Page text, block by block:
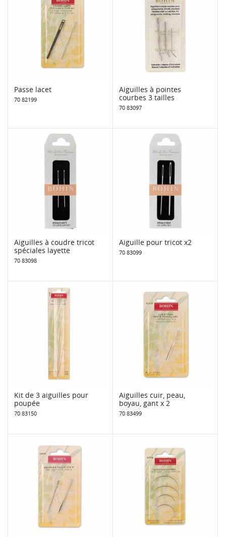
Passe lacet
70 82199
Aiguilles à pointes
courbes 3 tailles
70 83097
Aiguilles à coudre tricot
spéciales layette
70 83098
Aiguille pour tricot x2
70 83099
Kit de 3 aiguilles pour
poupée
70 83150
Aiguilles cuir, peau,
boyau, gant x 2
70 83499